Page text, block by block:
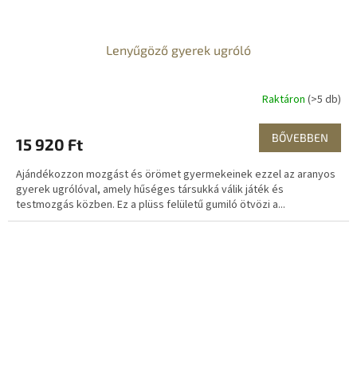
Lenyűgöző gyerek ugróló
Raktáron (>5 db)
15 920 Ft BŐVEBBEN
Ajándékozzon mozgást és örömet gyermekeinek ezzel az aranyos
gyerek ugrólóval, amely hűséges társukká válik játék és
testmozgás közben. Ez a plüss felületű gumiló ötvözi a...